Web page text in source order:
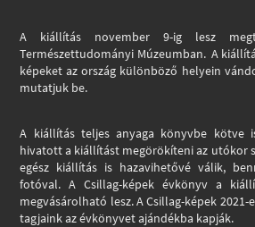
A kiállítás november 9-ig lesz
Természettudományi Múzeumban. A
képeket az ország különböző helyein
mutatjuk be.
A kiállítás teljes anyaga könyvbe kötve
hivatott a kiállítást megörökíteni az utókor
egész kiállítás is hazavihetővé válik,
fotóval. A Csillag-képek évkönyv a
megvásárolható lesz. A Csillag-képek
tagjaink az évkönyvet ajándékba kapják.